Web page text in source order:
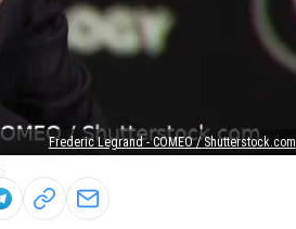
Frederic Legrand - COMEO / Shutterstock.com